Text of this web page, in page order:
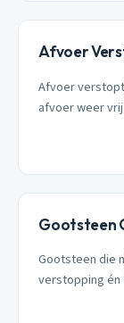
Afvoer
Afvoer
afvoer weer
Gootsteen
Gootsteen die
verstopping én